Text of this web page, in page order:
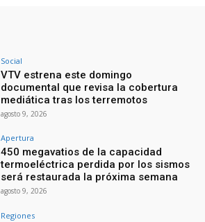
Social
VTV estrena este domingo
documental que revisa la cobertura
mediática tras los terremotos
agosto 9, 2026
Apertura
450 megavatios de la capacidad
termoeléctrica perdida por los sismos
será restaurada la próxima semana
agosto 9, 2026
Regiones